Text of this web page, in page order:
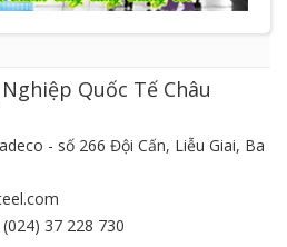
Quốc Tế Châu
- số 266 Đội Cấn, Liễu Giai, Ba
37 228 730